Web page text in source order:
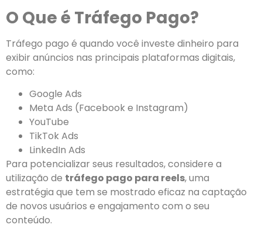
O Que é Tráfego Pago?
Tráfego pago é quando você investe dinheiro para
exibir anúncios nas principais plataformas digitais,
como:
Google Ads
Meta Ads (Facebook e Instagram)
YouTube
TikTok Ads
LinkedIn Ads
Para potencializar seus resultados, considere a
utilização de tráfego pago para reels, uma
estratégia que tem se mostrado eficaz na captação
de novos usuários e engajamento com o seu
conteúdo.